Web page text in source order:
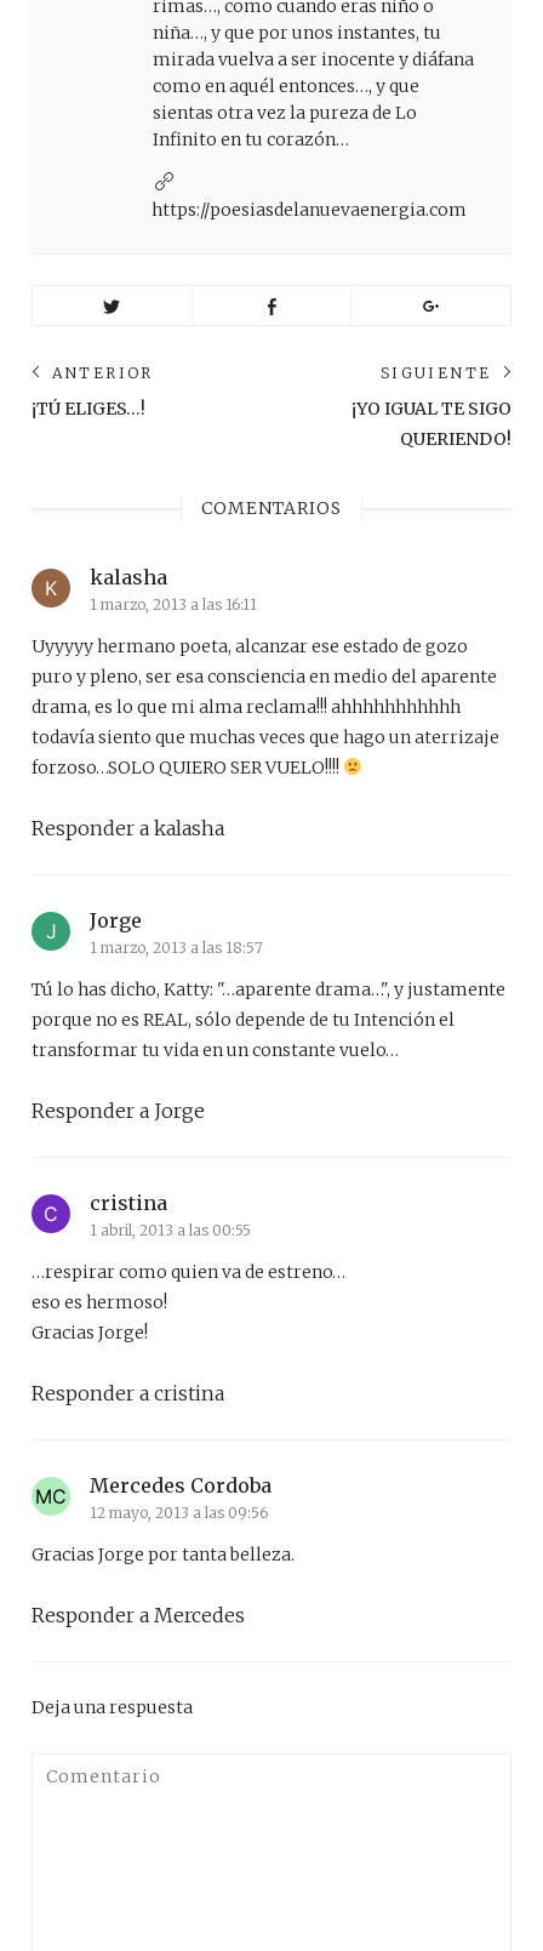
rimas…, como cuando eras niño o
niña…, y que por unos instantes, tu
mirada vuelva a ser inocente y diáfana
como en aquél entonces…, y que
sientas otra vez la pureza de Lo
Infinito en tu corazón…
https://poesiasdelanuevaenergia.com
Navegación
de
ANTERIOR
Anterior
¡TÚ ELIGES…!
SIGUIENTE
¡YO IGUAL TE SIGO
QUERIENDO!
COMENTARIOS
kalasha
1 marzo, 2013 a las 16:11
Uyyyyy hermano poeta, alcanzar ese estado de gozo
puro y pleno, ser esa consciencia en medio del aparente
drama, es lo que mi alma reclama!!! ahhhhhhhhhhh
todavía siento que muchas veces que hago un aterrizaje
forzoso…SOLO QUIERO SER VUELO!!!!
Responder a kalasha
Jorge
1 marzo, 2013 a las 18:57
Tú lo has dicho, Katty: "…aparente drama…", y justamente
porque no es REAL, sólo depende de tu Intención el
transformar tu vida en un constante vuelo…
Responder a Jorge
cristina
1 abril, 2013 a las 00:55
…respirar como quien va de estreno…
eso es hermoso!
Gracias Jorge!
Responder a cristina
Mercedes Cordoba
12 mayo, 2013 a las 09:56
Gracias Jorge por tanta belleza.
Responder a Mercedes
Deja una respuesta